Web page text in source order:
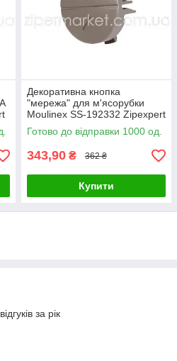
Декоративна кнопка
"мережа" для м'ясорубки
Moulinex SS-192332 Zipexpert
Готово до відправки 1000 од.
343,90 ₴ 362 ₴
Купити
за рік